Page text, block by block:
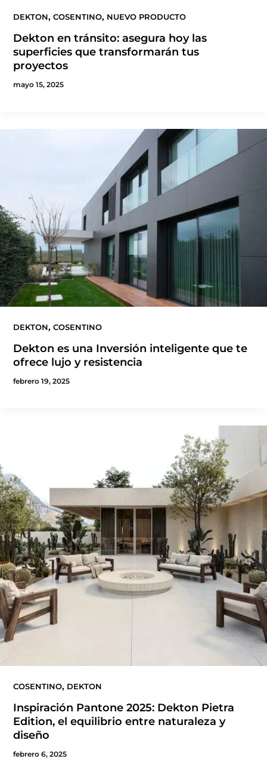
DEKTON, COSENTINO, NUEVO PRODUCTO
Dekton en tránsito: asegura hoy las
superficies que transformarán tus
proyectos
mayo 15, 2025
DEKTON, COSENTINO
Dekton es una Inversión inteligente que te
ofrece lujo y resistencia
febrero 19, 2025
COSENTINO, DEKTON
Inspiración Pantone 2025: Dekton Pietra
Edition, el equilibrio entre naturaleza y
diseño
febrero 6, 2025